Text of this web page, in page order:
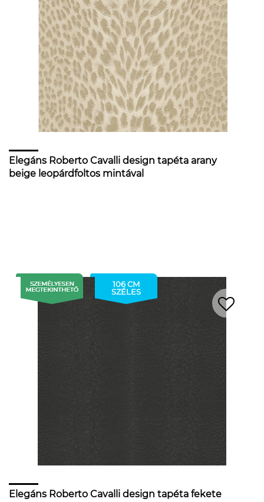
Elegáns Roberto Cavalli design tapéta arany
beige leopárdfoltos mintával
106 CM
SZÉLES
Elegáns Roberto Cavalli design tapéta fekete